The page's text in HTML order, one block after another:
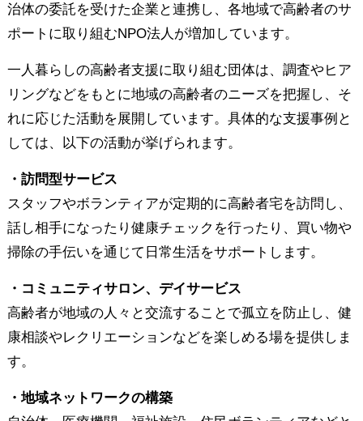
治体の委託を受けた企業と連携し、各地域で高齢者のサ
ポートに取り組むNPO法人が増加しています。
一人暮らしの高齢者支援に取り組む団体は、調査やヒア
リングなどをもとに地域の高齢者のニーズを把握し、そ
れに応じた活動を展開しています。具体的な支援事例と
しては、以下の活動が挙げられます。
・訪問型サービス
スタッフやボランティアが定期的に高齢者宅を訪問し、
話し相手になったり健康チェックを行ったり、買い物や
掃除の手伝いを通じて日常生活をサポートします。
・コミュニティサロン、デイサービス
高齢者が地域の人々と交流することで孤立を防止し、健
康相談やレクリエーションなどを楽しめる場を提供しま
す。
・地域ネットワークの構築